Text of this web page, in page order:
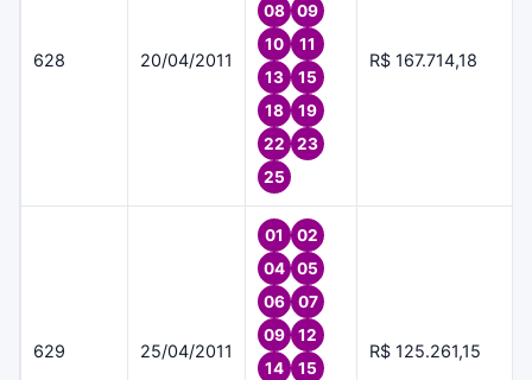
628 20/04/2011
08
09
10
11
13
15
18
19
22
23
25
R$ 167.714,18
629 25/04/2011
01
02
04
05
06
07
09
12
14
15
R$ 125.261,15